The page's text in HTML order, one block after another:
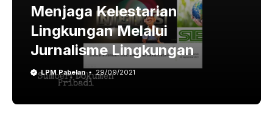
Menjaga Kelestarian
Lingkungan Melalui
Jurnalisme Lingkungan
LPM Pabelan 29/09/2021